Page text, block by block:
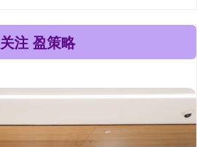
关注 盈策略